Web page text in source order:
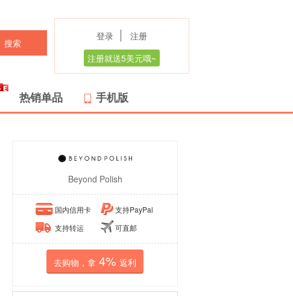
搜索
登录
注册
注册就送5美元哦~
热销单品 手机版
Beyond Polish
国内信用卡
支持PayPal
支持转运
可直邮
去购物，拿 4% 返利